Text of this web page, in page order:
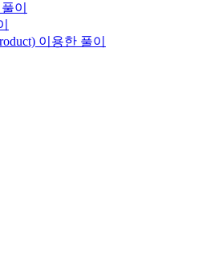
이
이용한 풀이